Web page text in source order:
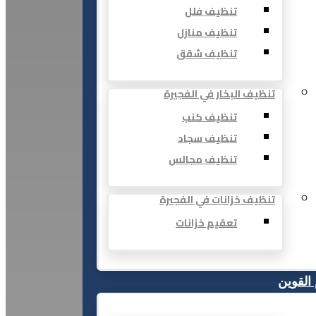
تنظيف فلل
تنظيف منازل
تنظيف شقق
تنظيف البخار في الفجيرة
تنظيف كنب
تنظيف سجاد
تنظيف مجالس
تنظيف خزانات في الفجيرة
تعقيم خزانات
القوين